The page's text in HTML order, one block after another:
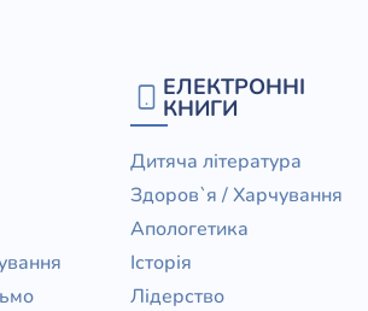
ЕЛЕКТРОННІ
КНИГИ
Дитяча література
Здоров`я / Харчування
Апологетика
Історія
Лідерство